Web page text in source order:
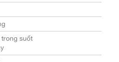
trong suốt